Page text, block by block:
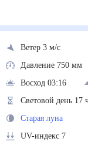
Ветер 3 м/с
Давление 750 мм
Восход 03:16
Световой день 17
Старая луна
UV-индекс 7